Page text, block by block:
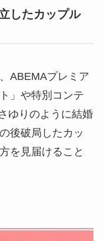
したカップル
ABEMAプレミア
」や特別コンテ
ゆりのように結婚
後破局したカッ
を見届けること